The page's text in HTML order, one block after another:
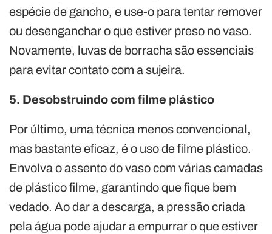
espécie de gancho, e use-o para tentar remover
ou desenganchar o que estiver preso no vaso.
Novamente, luvas de borracha são essenciais
para evitar contato com a sujeira.
5. Desobstruindo com filme plástico
Por último, uma técnica menos convencional,
mas bastante eficaz, é o uso de filme plástico.
Envolva o assento do vaso com várias camadas
de plástico filme, garantindo que fique bem
vedado. Ao dar a descarga, a pressão criada
pela água pode ajudar a empurrar o que estiver